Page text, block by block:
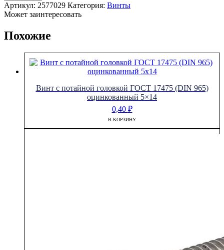
Артикул: 2577029 Категория: Винты
Может заинтересовать
Похожие
Винт с потайной головкой ГОСТ 17475 (DIN 965)
оцинкованный 5×14
0,40 ₽
В КОРЗИНУ